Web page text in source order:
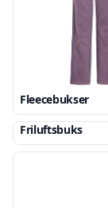
Fleecebukser
Friluftsbuks